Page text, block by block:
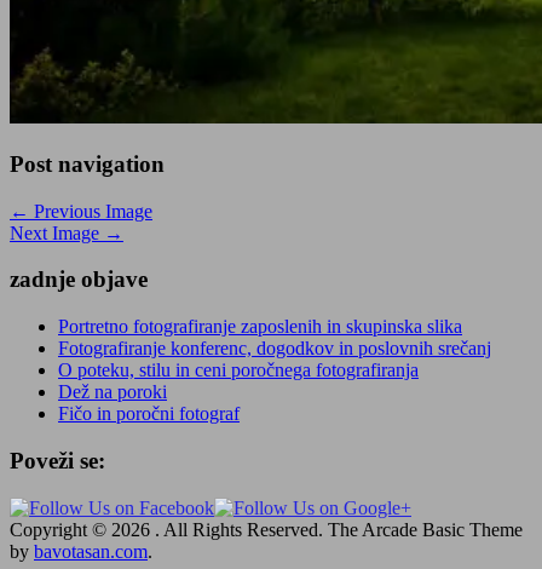
Post navigation
← Previous Image
Next Image →
zadnje objave
Portretno fotografiranje zaposlenih in skupinska slika
Fotografiranje konferenc, dogodkov in poslovnih srečanj
O poteku, stilu in ceni poročnega fotografiranja
Dež na poroki
Fičo in poročni fotograf
Poveži se:
Copyright © 2026 . All Rights Reserved. The Arcade Basic Theme
by bavotasan.com.